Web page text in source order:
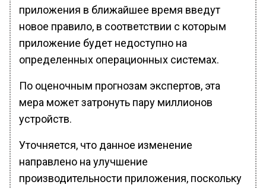
приложения в ближайшее время введут
новое правило, в соответствии с которым
приложение будет недоступно на
определенных операционных системах.
По оценочным прогнозам экспертов, эта
мера может затронуть пару миллионов
устройств.
Уточняется, что данное изменение
направлено на улучшение
производительности приложения, поскольку